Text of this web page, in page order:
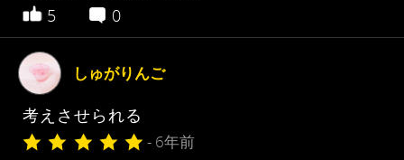
5 0
しゅがりんご
考えさせられる
- 6年前